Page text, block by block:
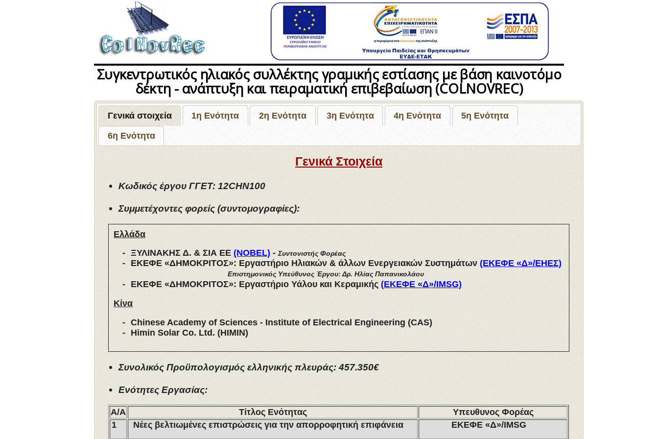
Συγκεντρωτικός ηλιακός συλλέκτης γραμικής εστίασης με βάση καινοτόμο
δέκτη - ανάπτυξη και πειραματική επιβεβαίωση (COLNOVREC)
Γενικά στοιχεία 1η Ενότητα 2η Ενότητα 3η Ενότητα 4η Ενότητα 5η Ενότητα
6η Ενότητα
Γενικά Στοιχεία
Κωδικός έργου ΓΓΕΤ: 12CHN100
Συμμετέχοντες φορείς (συντομογραφίες):
Ελλάδα
ΞΥΛΙΝΑΚΗΣ Δ. & ΣΙΑ ΕΕ (NOBEL) -Συντονιστής Φορέας
ΕΚΕΦΕ «ΔΗΜΟΚΡΙΤΟΣ»: Εργαστήριο Ηλιακών & άλλων Ενεργειακών Συστημάτων(ΕΚΕΦΕ «Δ»/ΕΗΕΣ)
Επιστημονικός Υπεύθυνος Έργου: Δρ. Ηλίας Παπανικολάου
ΕΚΕΦΕ «ΔΗΜΟΚΡΙΤΟΣ»: Εργαστήριο Υάλου και Κεραμικής(ΕΚΕΦΕ «Δ»/IMSG)
Κίνα
Chinese Academy of Sciences - Institute of Electrical Engineering (CAS)
Himin Solar Co. Ltd. (HIMIN)
Συνολικός Προϋπολογισμός ελληνικής πλευράς: 457.350€
Ενότητες Εργασίας:
Α/Α Τίτλος Ενότητας
Υπευθυνος Φορέας
1
Νέες βελτιωμένες επιστρώσεις για την απορροφητική επιφάνεια ΕΚΕΦΕ «Δ»/IMSG